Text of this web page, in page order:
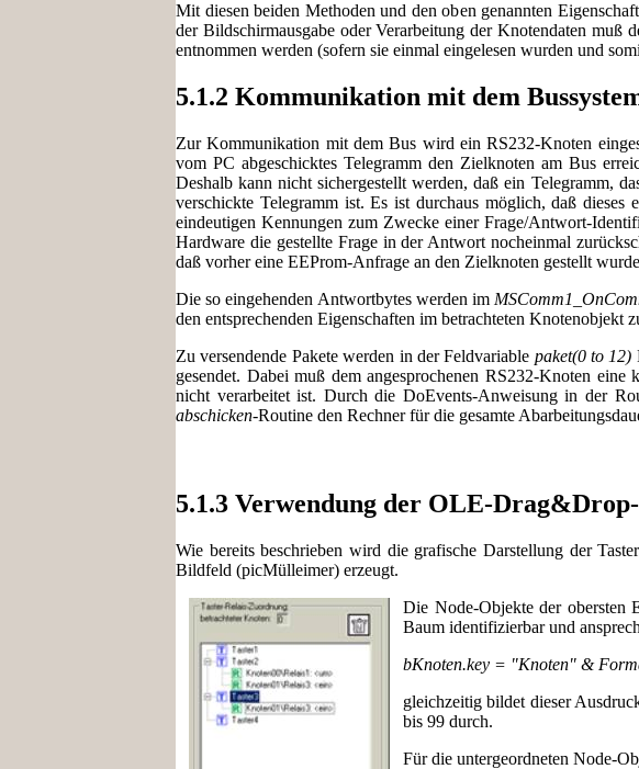
Mit diesen beiden Methoden und den oben genannten
der Bildschirmausgabe oder Verarbeitung der Knotendaten
entnommen werden (sofern sie einmal eingelesen wurden und
5.1.2 Kommunikation mit dem
Zur Kommunikation mit dem Bus wird ein RS232-Knoten
vom PC abgeschicktes Telegramm den Zielknoten am Bus
Deshalb kann nicht sichergestellt werden, daß ein Telegramm,
verschickte Telegramm ist. Es ist durchaus möglich, daß
eindeutigen Kennungen zum Zwecke einer Frage/Antwort-
Hardware die gestellte Frage in der Antwort nocheinmal
daß vorher eine EEProm-Anfrage an den Zielknoten gestellt
Die so eingehenden Antwortbytes werden im
den entsprechenden Eigenschaften im betrachteten
Zu versendende Pakete werden in der Feldvariable paket(0 to 12)
gesendet. Dabei muß dem angesprochenen RS232-Knoten
nicht verarbeitet ist. Durch die DoEvents-Anweisung in der
abschicken-Routine den Rechner für die gesamte
5.1.3 Verwendung der OLE-
Wie bereits beschrieben wird die grafische Darstellung der
Bildfeld (picMülleimer) erzeugt.
Die Node-Objekte der obersten
Baum identifizierbar und
bKnoten.key = "Knoten" &
gleichzeitig bildet dieser
bis 99 durch.
Für die untergeordneten Node-